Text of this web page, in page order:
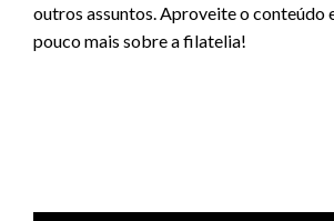
outros assuntos. Aproveite o conteúdo
pouco mais sobre a filatelia!